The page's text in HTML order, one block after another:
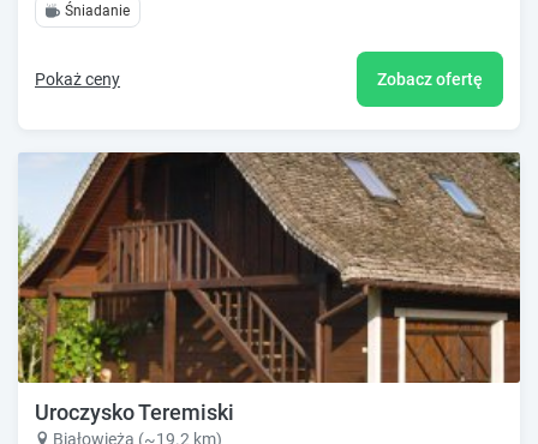
Śniadanie
Pokaż ceny Zobacz ofertę
Uroczysko Teremiski
Białowieża (~19.2 km)